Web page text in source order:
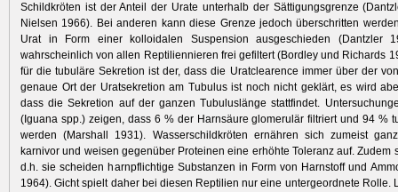
Schildkröten ist der Anteil der Urate unterhalb der Sättigungsgrenze
Nielsen 1966). Bei anderen kann diese Grenze jedoch überschritten
Urat in Form einer kolloidalen Suspension ausgeschieden (Dantzler
wahrscheinlich von allen Reptiliennieren frei gefiltert (Bordley und Richards
für die tubuläre Sekretion ist der, dass die Uratclearence immer über der
genaue Ort der Uratsekretion am Tubulus ist noch nicht geklärt, es wird
dass die Sekretion auf der ganzen Tubuluslänge stattfindet.
(Iguana spp.) zeigen, dass 6 % der Harnsäure glomerulär filtriert und 94 %
werden (Marshall 1931). Wasserschildkröten ernähren sich zumeist
karnivor und weisen gegenüber Proteinen eine erhöhte Toleranz auf. Zudem
d.h. sie scheiden harnpflichtige Substanzen in Form von Harnstoff und
1964). Gicht spielt daher bei diesen Reptilien nur eine untergeordnete Rolle.